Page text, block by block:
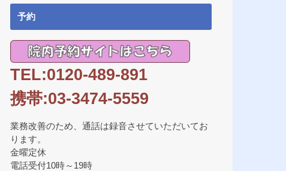
予約
TEL:0120-489-891
携帯:03-3474-5559
業務改善のため、通話は録音させていただいてお
ります。
金曜定休
電話受付10時～19時